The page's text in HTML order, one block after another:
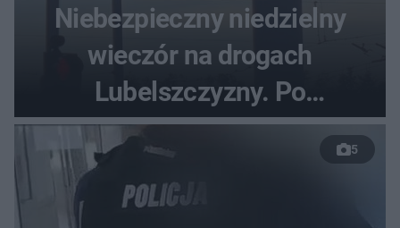
Niebezpieczny niedzielny
wieczór na drogach
Lubelszczyzny. Po
nieudanym manewrze
wyprzedzania zginął
kierowca auta
5